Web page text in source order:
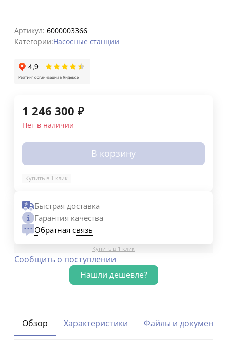
Артикул: 6000003366
Категории:Насосные станции
1 246 300 ₽
Нет в наличии
В корзину
Купить в 1 клик
Быстрая доставка
Гарантия качества
Обратная связь
Купить в 1 клик
Сообщить о поступлении
Обзор Характеристики Файлы и документы